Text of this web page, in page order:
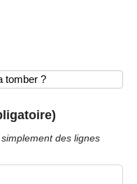
des lignes